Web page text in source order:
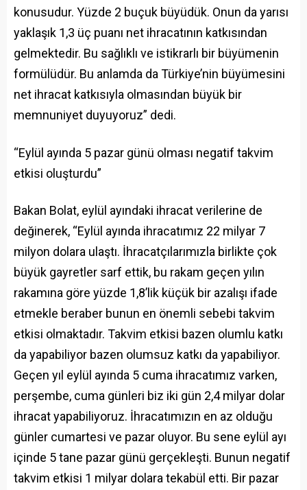
konusudur. Yüzde 2 buçuk büyüdük. Onun da yarısı
yaklaşık 1,3 üç puanı net ihracatının katkısından
gelmektedir. Bu sağlıklı ve istikrarlı bir büyümenin
formülüdür. Bu anlamda da Türkiye’nin büyümesini
net ihracat katkısıyla olmasından büyük bir
memnuniyet duyuyoruz” dedi.
“Eylül ayında 5 pazar günü olması negatif takvim
etkisi oluşturdu”
Bakan Bolat, eylül ayındaki ihracat verilerine de
değinerek, “Eylül ayında ihracatımız 22 milyar 7
milyon dolara ulaştı. İhracatçılarımızla birlikte çok
büyük gayretler sarf ettik, bu rakam geçen yılın
rakamına göre yüzde 1,8’lik küçük bir azalışı ifade
etmekle beraber bunun en önemli sebebi takvim
etkisi olmaktadır. Takvim etkisi bazen olumlu katkı
da yapabiliyor bazen olumsuz katkı da yapabiliyor.
Geçen yıl eylül ayında 5 cuma ihracatımız varken,
perşembe, cuma günleri biz iki gün 2,4 milyar dolar
ihracat yapabiliyoruz. İhracatımızın en az olduğu
günler cumartesi ve pazar oluyor. Bu sene eylül ayı
içinde 5 tane pazar günü gerçekleşti. Bunun negatif
takvim etkisi 1 milyar dolara tekabül etti. Bir pazar